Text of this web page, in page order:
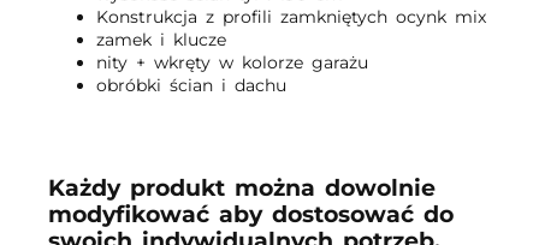
Konstrukcja z profili zamkniętych ocynk mix
zamek i klucze
nity + wkręty w kolorze garażu
obróbki ścian i dachu
Każdy produkt można dowolnie
modyfikować aby dostosować do